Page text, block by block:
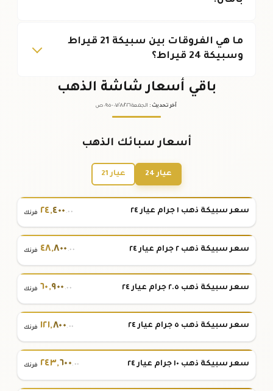
ما هي الفروقات بين سبيكة 21 قيراط
وسبيكة 24 قيراط؟
باقي أسعار شاشة الذهب
آخر تحديث : الجمعة ٠٧ /٠٨/٢٠٢٦ - ٠٩:٠٥ ص
أسعار سبائك الذهب
عيار 24 عيار 21
سعر سبيكة ذهب ١ جرام عيار ٢٤ ٢٤,٤٠٠ .٠٠ فرنك
سعر سبيكة ذهب ٢ جرام عيار ٢٤ ٤٨,٨٠٠ .٠٠ فرنك
سعر سبيكة ذهب ٢.٥ جرام عيار ٢٤ ٦٠,٩٠٠ .٠٠ فرنك
سعر سبيكة ذهب ٥ جرام عيار ٢٤ ١٢١,٨٠٠.٠٠ فرنك
سعر سبيكة ذهب ١٠ جرام عيار ٢٤ ٢٤٣,٦٠٠.٠٠ فرنك